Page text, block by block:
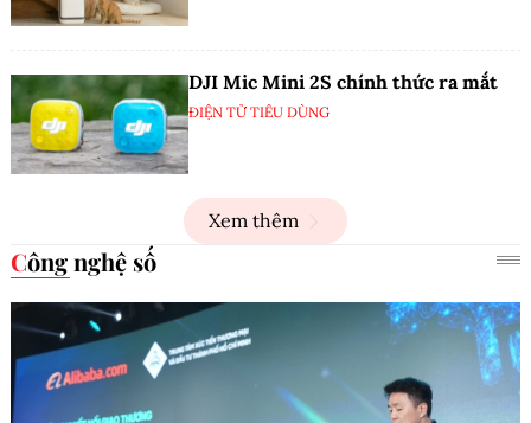
DJI Mic Mini 2S chính thức ra mắt
ĐIỆN TỬ TIÊU DÙNG
Xem thêm
Công nghệ số